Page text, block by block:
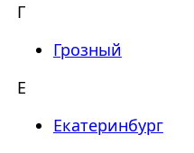
Г
Грозный
Е
Екатеринбург